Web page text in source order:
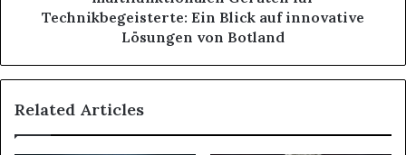
Technikbegeisterte: Ein Blick auf innovative
Lösungen von Botland
Related Articles